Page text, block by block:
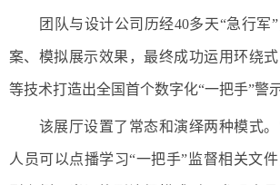
团队与设计公司历经40多天“急行军”
案、模拟展示效果，最终成功运用环绕
等技术打造出全国首个数字化“一把手”警
该展厅设置了常态和演绎两种模式。
人员可以点播学习“一把手”监督相关文